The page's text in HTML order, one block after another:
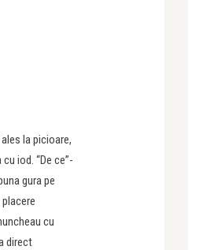
la picioare,
iod. “De ce”-
gura pe
cu
direct